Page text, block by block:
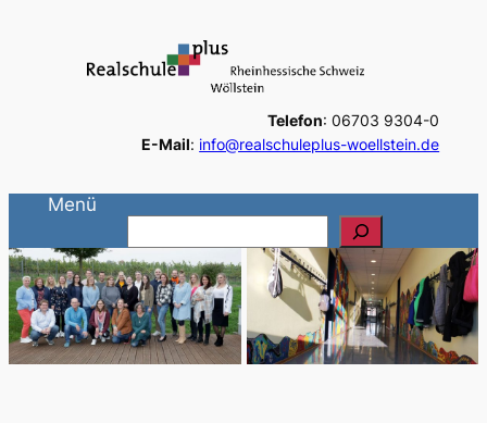
Telefon: 06703 9304-0
E-Mail: info@realschuleplus-woellstein.de
Menü
u
c
h
e
n